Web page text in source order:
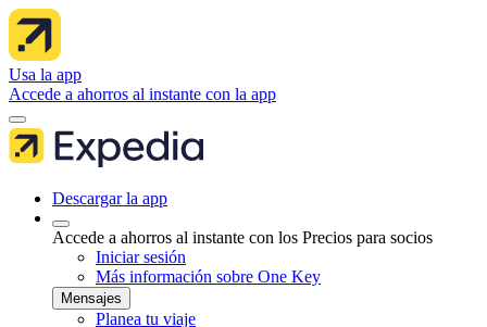
Usa la app
Accede a ahorros al instante con la app
Descargar la app
Accede a ahorros al instante con los Precios para socios
Iniciar sesión
Más información sobre One Key
Mensajes
Planea tu viaje